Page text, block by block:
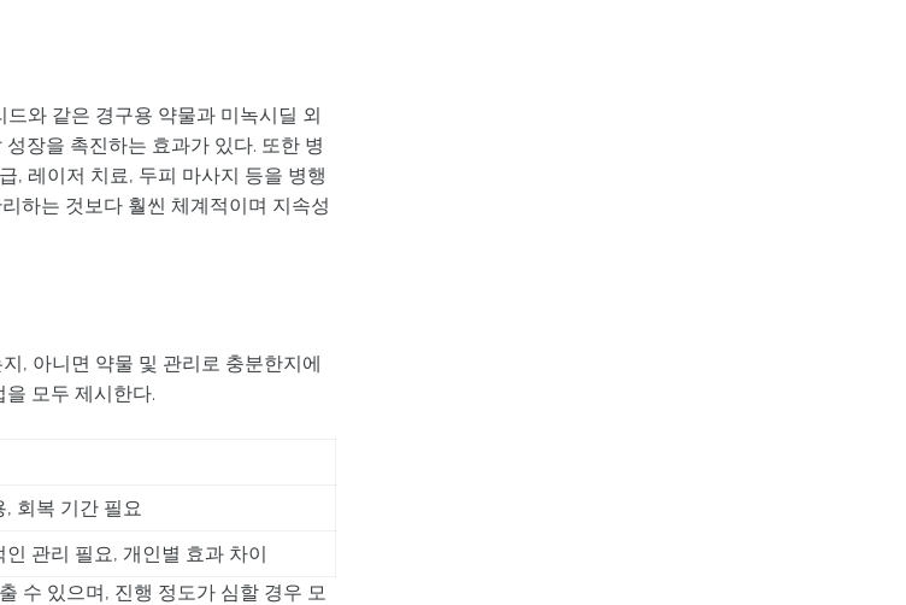
와 같은 경구용 약물과 미녹시딜 외
장을 촉진하는 효과가 있다. 또한 병
, 레이저 치료, 두피 마사지 등을 병행
하는 것보다 훨씬 체계적이며 지속성
, 아니면 약물 및 관리로 충분한지에
모두 제시한다.
, 회복 기간 필요
인 관리 필요, 개인별 효과 차이
수 있으며, 진행 정도가 심할 경우 모